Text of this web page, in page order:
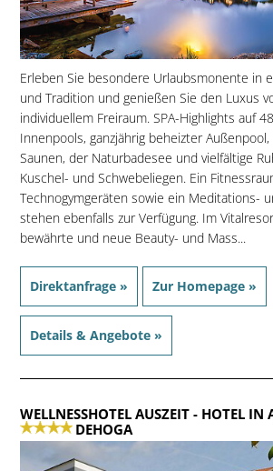
Erleben Sie besondere Urlaubsmonente in
und Tradition und genießen Sie den Luxus
individuellem Freiraum. SPA-Highlights auf
Innenpools, ganzjährig beheizter
Saunen, der Naturbadesee und vielfältige
Kuschel- und Schwebeliegen. Ein
Technogymgeräten sowie ein Meditations-
stehen ebenfalls zur Verfügung. Im
bewährte und neue Beauty- und Mass...
Direktanfrage » Zur Homepage »
Details & Angebote »
WELLNESSHOTEL AUSZEIT- HOTEL IN
DEHOGA